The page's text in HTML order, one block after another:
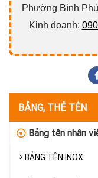
Phường Bình
Kinh doanh:
BẢNG, THẺ TÊN
Bảng tên nhân
BẢNG TÊN INOX